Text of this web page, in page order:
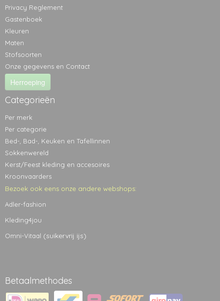
Privacy Reglement
Gastenboek
Kleuren
Maten
Stofsoorten
Onze gegevens en Contact
Herroeping
Categorieën
Per merk
Per categorie
Bed-, Bad-, Keuken en Tafellinnen
Sokkenwereld
Kerst/Feest kleding en accesoires
Kroonvaarders
Bezoek ook eens onze andere webshops:
Adler-fashion
Kleding4jou
Omni-Vitaal (suikervrij ijs)
Betaalmethodes